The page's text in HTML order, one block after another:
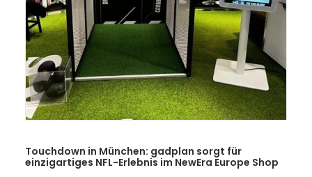
Touchdown in München: gadplan sorgt für
einzigartiges NFL-Erlebnis im NewEra Europe Shop